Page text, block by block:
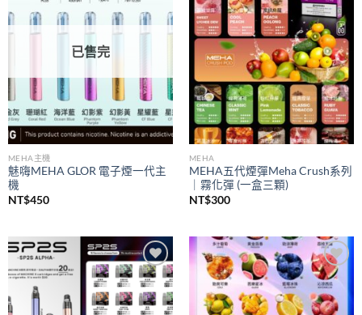
已售完
MEHA主機
魅嗨MEHA GLOR 電子煙一代主
機
NT$450
MEHA
MEHA五代煙彈Meha Crush系列
｜霧化彈 (一盒三顆)
NT$300
Add to
wishlist
Add to
wishlist